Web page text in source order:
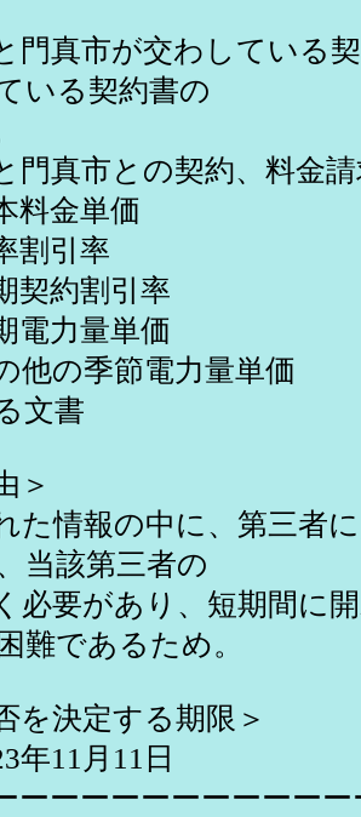
門真市が交わしている
いる契約書の
門真市との契約、料金
金単価
引率
約割引率
力量単価
季節電力量単価
書
＞
情報の中に、第三者に
当該第三者の
必要があり、短期間に
難であるため。
を決定する期限＞
月11日
ーーーーーーーーーー